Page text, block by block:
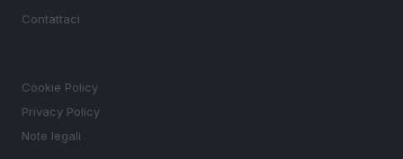
Contattaci
Cookie Policy
Privacy Policy
Note legali